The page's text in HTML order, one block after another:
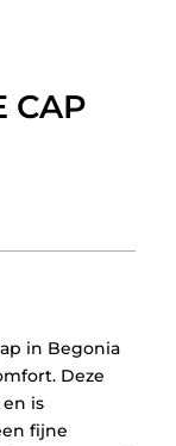
CAP
in Begonia
Deze
is
fijne